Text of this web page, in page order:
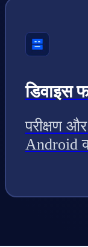
डिवाइस
परीक्षण
Android